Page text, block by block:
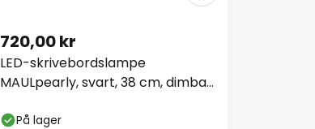
LED-skrivebordslampe
MAULpearly, svart, 38 cm, dimbar,
720,00 kr
På lager